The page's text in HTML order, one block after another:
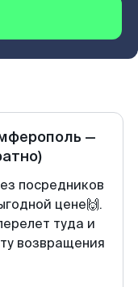
—
посредников
цене🙌.
туда и
возвращения